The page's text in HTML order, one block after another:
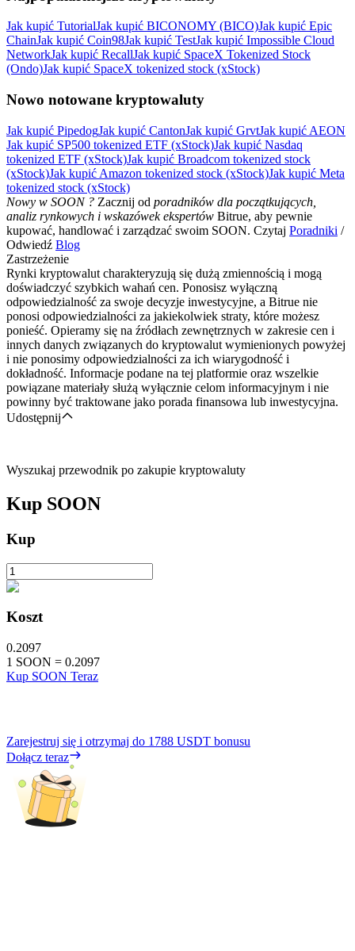
Jak kupić TutorialJak kupić BICONOMY (BICO)Jak kupić Epic
ChainJak kupić Coin98Jak kupić TestJak kupić Impossible Cloud
NetworkJak kupić RecallJak kupić SpaceX Tokenized Stock
(Ondo)Jak kupić SpaceX tokenized stock (xStock)
Nowo notowane kryptowaluty
Jak kupić PipedogJak kupić CantonJak kupić GrvtJak kupić AEON
Jak kupić SP500 tokenized ETF (xStock)Jak kupić Nasdaq
tokenized ETF (xStock)Jak kupić Broadcom tokenized stock
(xStock)Jak kupić Amazon tokenized stock (xStock)Jak kupić Meta
tokenized stock (xStock)
Nowy w SOON ? Zacznij od poradników dla początkujących,
analiz rynkowych i wskazówek ekspertów Bitrue, aby pewnie
kupować, handlować i zarządzać swoim SOON. Czytaj Poradniki /
Odwiedź Blog
Zastrzeżenie
Rynki kryptowalut charakteryzują się dużą zmiennością i mogą
doświadczyć szybkich wahań cen. Ponosisz wyłączną
odpowiedzialność za swoje decyzje inwestycyjne, a Bitrue nie
ponosi odpowiedzialności za jakiekolwiek straty, które możesz
ponieść. Opieramy się na źródłach zewnętrznych w zakresie cen i
innych danych związanych do kryptowalut wymienionych powyżej
i nie ponosimy odpowiedzialności za ich wiarygodność i
dokładność. Informacje podane na tej platformie oraz wszelkie
powiązane materiały służą wyłącznie celom informacyjnym i nie
powinny być traktowane jako porada finansowa lub inwestycyjna.
Udostępnij
Wyszukaj przewodnik po zakupie kryptowaluty
Kup SOON
Kup
Koszt
0.2097
1 SOON = 0.2097
Kup SOON Teraz
Zarejestruj się i otrzymaj do 1788 USDT bonusu
Dołącz teraz